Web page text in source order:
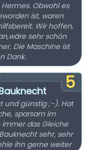
Obwohl es
ist, waren
Wir hoffen,
sehr schön
Die Maschine ist
Dank.
5
und günstig ;-). Hat
sparsam im
das Gleiche
sehr, sehr
ihn gerne weiter